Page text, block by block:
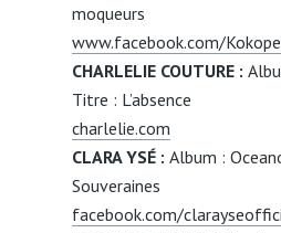
moqueurs
www.facebook.com/
CHARLELIE COUTURE :
Titre : L’absence
charlelie.com
CLARA YSÉ : Album :
Souveraines
facebook.com/